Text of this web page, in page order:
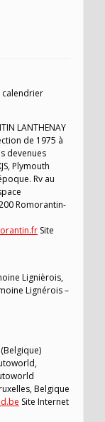
calendrier
LANTHENAY
de 1975 à
devenues
Plymouth
Rv au
Romorantin-
Site
Lignièrois,
Lignérois –
(Belgique)
Belgique
Site Internet